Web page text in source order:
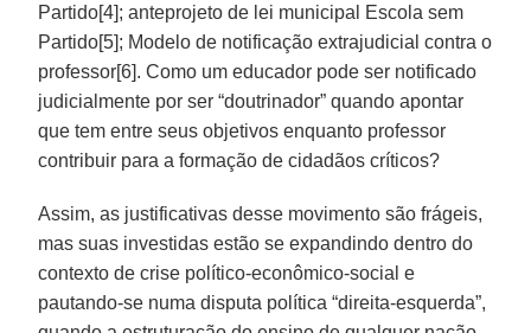
Partido[4]; anteprojeto de lei municipal Escola sem
Partido[5]; Modelo de notificação extrajudicial contra o
professor[6]. Como um educador pode ser notificado
judicialmente por ser “doutrinador” quando apontar
que tem entre seus objetivos enquanto professor
contribuir para a formação de cidadãos críticos?
Assim, as justificativas desse movimento são frágeis,
mas suas investidas estão se expandindo dentro do
contexto de crise político-econômico-social e
pautando-se numa disputa política “direita-esquerda”,